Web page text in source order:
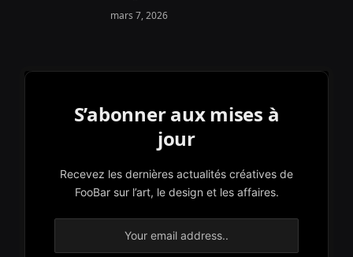
mars 7, 2026
S’abonner aux mises à
jour
Recevez les dernières actualités créatives de
FooBar sur l’art, le design et les affaires.